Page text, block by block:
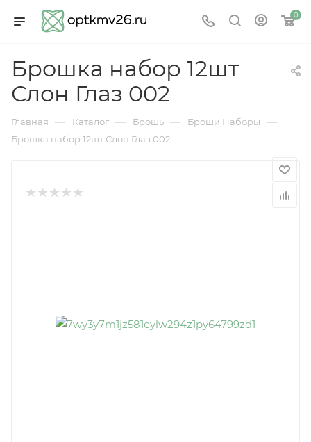
0
Брошка набор 12шт
Слон Глаз 002
Главная — Каталог — Брошь — Броши Наборы —
Брошка набор 12шт Слон Глаз 002